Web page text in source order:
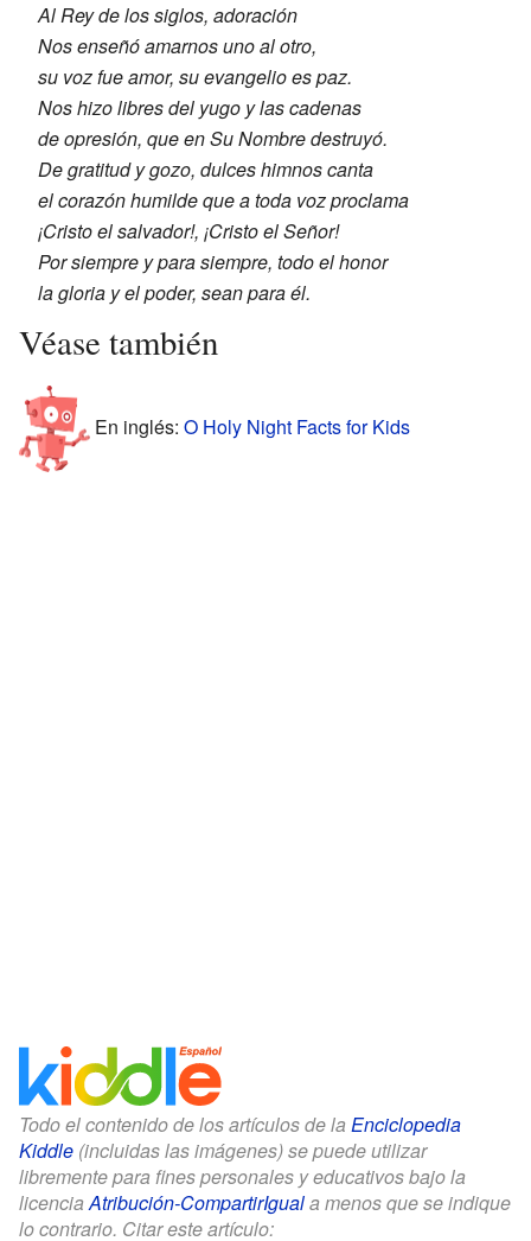
Al Rey de los siglos, adoración
Nos enseñó amarnos uno al otro,
su voz fue amor, su evangelio es paz.
Nos hizo libres del yugo y las cadenas
de opresión, que en Su Nombre destruyó.
De gratitud y gozo, dulces himnos canta
el corazón humilde que a toda voz proclama
¡Cristo el salvador!, ¡Cristo el Señor!
Por siempre y para siempre, todo el honor
la gloria y el poder, sean para él.
Véase también
En inglés: O Holy Night Facts for Kids
Todo el contenido de los artículos de la Enciclopedia
Kiddle (incluidas las imágenes) se puede utilizar
libremente para fines personales y educativos bajo la
licenciaAtribución-CompartirIguala menos que se indique
lo contrario. Citar este artículo: